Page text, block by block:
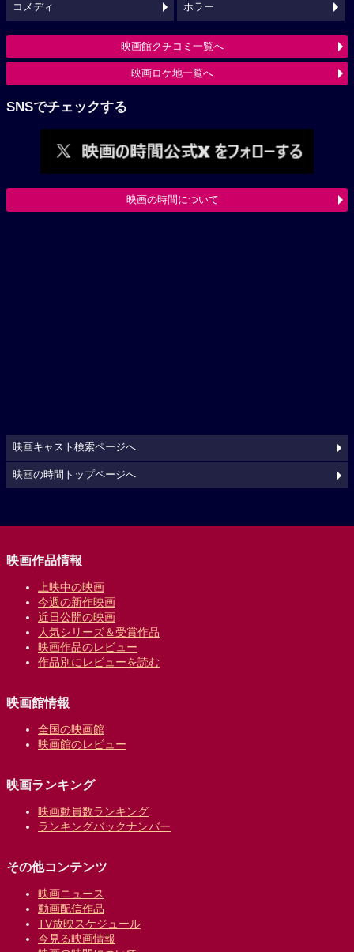
コメディ ホラー
映画館クチコミ一覧へ
映画ロケ地一覧へ
SNSでチェックする
映画の時間について
映画キャスト検索ページへ
映画の時間トップページへ
映画作品情報
上映中の映画
今週の新作映画
近日公開の映画
人気シリーズ＆受賞作品
映画作品のレビュー
作品別にレビューを読む
映画館情報
全国の映画館
映画館のレビュー
映画ランキング
映画動員数ランキング
ランキングバックナンバー
その他コンテンツ
映画ニュース
動画配信作品
TV放映スケジュール
今見る映画情報